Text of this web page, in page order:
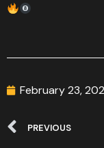
February 23,
PREVIOUS